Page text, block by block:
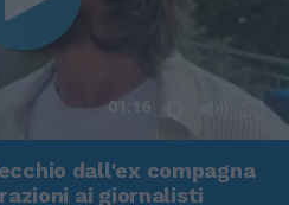
01:16
dall'ex compagna
ai giornalisti